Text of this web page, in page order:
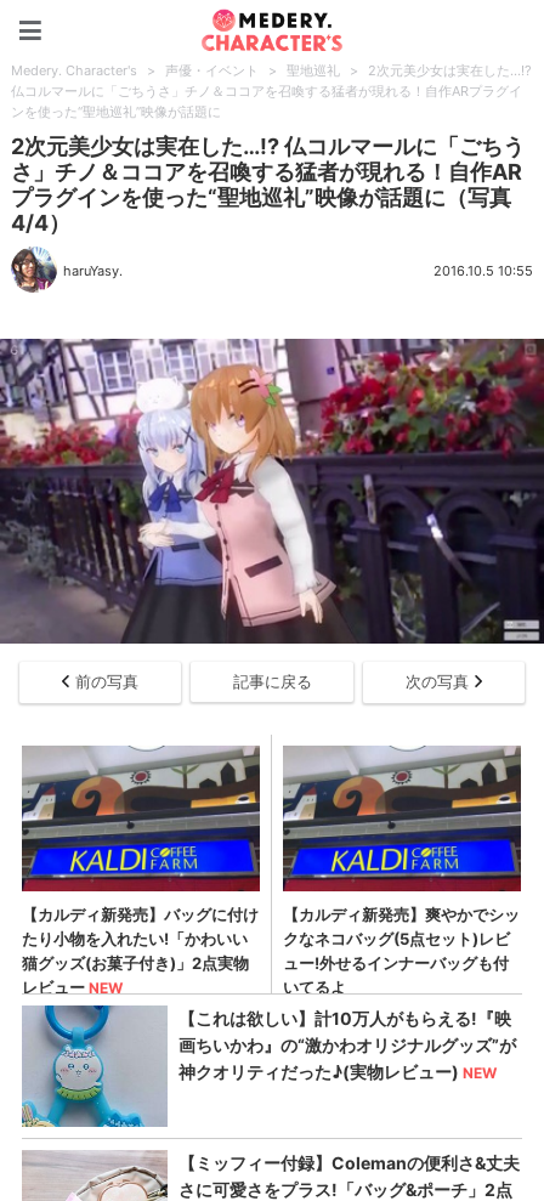
Medery. Character's > 声優・イベント > 聖地巡礼 >
2次元美少女は実在した…!?
仏コルマールに「ごちうさ」チノ＆ココアを召喚する猛者が現れる！自作ARプラグイ
ンを使った“聖地巡礼”映像が話題に
2次元美少女は実在した…!? 仏コルマールに「ごちう
さ」チノ＆ココアを召喚する猛者が現れる！自作AR
プラグインを使った“聖地巡礼”映像が話題に（写真
4/4）
haruYasy. 2016.10.5 10:55
前の写真 記事に戻る 次の写真